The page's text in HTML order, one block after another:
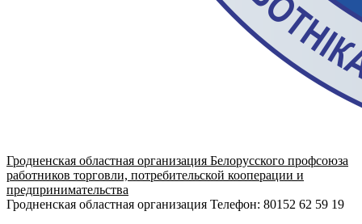
Гродненская областная организация Белорусского профсоюза
работников торговли, потребительской кооперации и
предпринимательства
Гродненская областная организация Телефон: 80152 62 59 19